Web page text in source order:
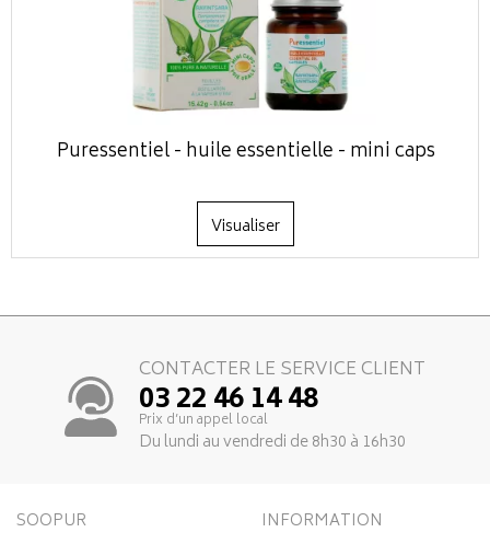
Puressentiel - huile essentielle - mini caps
Visualiser
CONTACTER LE SERVICE CLIENT
03 22 46 14 48
Prix d’un appel local
Du lundi au vendredi de 8h30 à 16h30
SOOPUR INFORMATION